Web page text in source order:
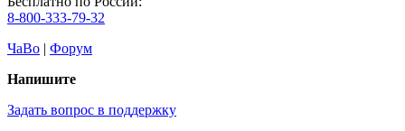
8-800-333-79-32
ЧаВо | Форум
Напишите
Задать вопрос в поддержку